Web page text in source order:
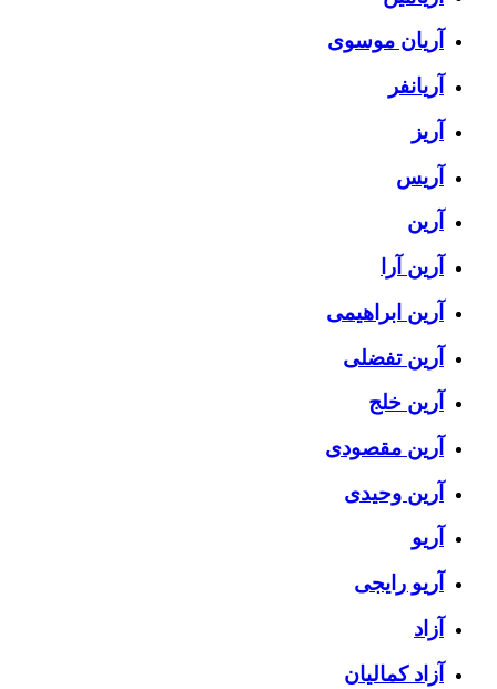
آریان موسوی
آریانفر
آریز
آریس
آرین
آرین آرا
آرین ابراهیمی
آرین تفضلی
آرین خلج
آرین مقصودی
آرین وحیدی
آریو
آریو رایجی
آزاد
آزاد کمالیان